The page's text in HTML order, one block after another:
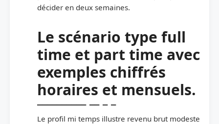
décider en deux semaines.
Le scénario type full
time et part time avec
exemples chiffrés
horaires et mensuels.
Le profil mi temps illustre revenu brut modeste